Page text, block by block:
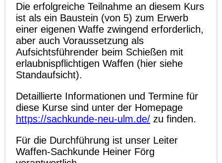
Die erfolgreiche Teilnahme an diesem Kurs
ist als ein Baustein (von 5) zum Erwerb
einer eigenen Waffe zwingend erforderlich,
aber auch Voraussetzung als
Aufsichtsführender beim Schießen mit
erlaubnispflichtigen Waffen (hier siehe
Standaufsicht).
Detaillierte Informationen und Termine für
diese Kurse sind unter der Homepage
https://sachkunde-neu-ulm.de/ zu finden.
Für die Durchführung ist unser Leiter
Waffen-Sachkunde Heiner Förg